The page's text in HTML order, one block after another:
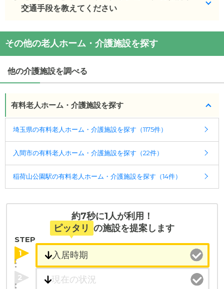
とおりです。
・月額費用が12.6〜17.1万円
・要介護度：自立、要支援1、要支援2、要介護1、要
ケアスル 介護では詳細な料金プラン
す。詳しくはこちら。
・経験豊富な入居相談員が完全無料で施設探しをサ
ポート
入居相談： 0120-579-721（無料）
・全国10000件の介護施設情報を掲載
幅広い選択肢の中から、条件にあった施設を選ぶ
ことができます。
・こだわりの条件や医療体制から施設を探せる
たとえば「カラオケ」「麻雀」が楽しめる施設、
「夫婦入居可」の施設、「看取り可」の施設など、
交通手段を教えてください
ケアハウスグランコートの交通アクセス
・住所：埼玉県入間市高倉5-2-12
・最寄り駅：入間市駅1.3km仏子駅2.0km稲荷山公
園駅2.0km
・西武池袋線入間市駅から徒歩16分
その他の老人ホーム・介護施設を探す
他の介護施設を調べる
有料老人ホーム・介護施設を探す
埼玉県の有料老人ホーム・介護施設を探す（1175件）
入間市の有料老人ホーム・介護施設を探す（22件）
稲荷山公園駅の有料老人ホーム・介護施設を探す（14件）
約7秒に1人が利用！
ピッタリ の施設を提案します
STEP
1
2